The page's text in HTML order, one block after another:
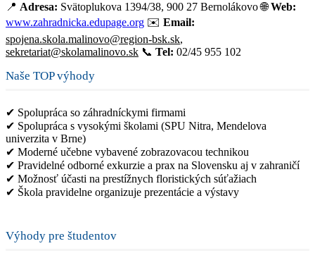
📍 Adresa: Svätoplukova 1394/38, 900 27 Bernolákovo 🌐Web:
www.zahradnicka.edupage.org ✉️ Email:
spojena.skola.malinovo@region-bsk.sk,
sekretariat@skolamalinovo.sk 📞 Tel: 02/45 955 102
Naše TOP výhody
✔ Spolupráca so záhradníckymi firmami
✔ Spolupráca s vysokými školami (SPU Nitra, Mendelova
univerzita v Brne)
✔ Moderné učebne vybavené zobrazovacou technikou
✔ Pravidelné odborné exkurzie a prax na Slovensku aj v zahraničí
✔ Možnosť účasti na prestížnych floristických súťažiach
✔ Škola pravidelne organizuje prezentácie a výstavy
Výhody pre študentov